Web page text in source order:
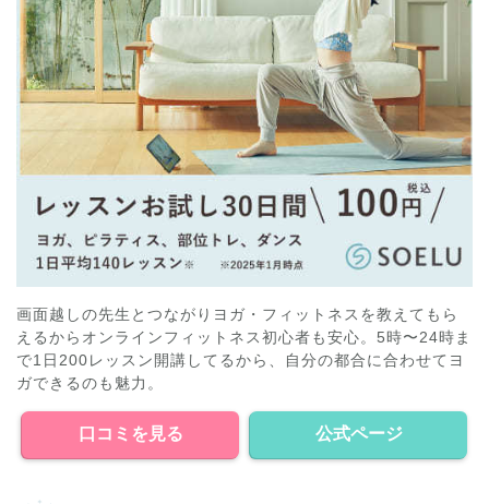
画面越しの先生とつながりヨガ・フィットネスを教えてもら
えるからオンラインフィットネス初心者も安心。5時〜24時ま
で1日200レッスン開講してるから、自分の都合に合わせてヨ
ガできるのも魅力。
口コミを見る 公式ページ